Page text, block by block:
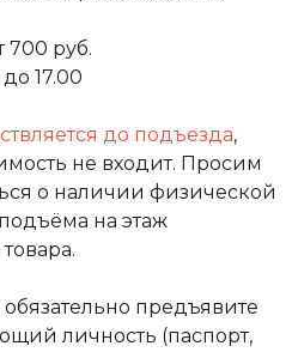
700 руб.
17.00
до подъезда,
не входит. Просим
о наличии физической
на этаж
предъявите
личность (паспорт,